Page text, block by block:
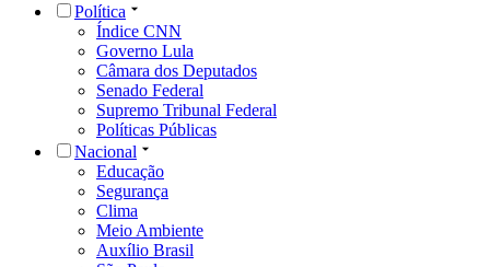
Política
Índice CNN
Governo Lula
Câmara dos Deputados
Senado Federal
Supremo Tribunal Federal
Políticas Públicas
Nacional
Educação
Segurança
Clima
Meio Ambiente
Auxílio Brasil